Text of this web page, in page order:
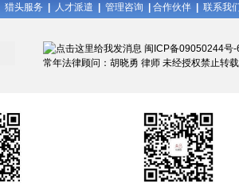
猎头服务| 人才派遣 管理咨询 合作伙伴| 联系我
闽ICP备09050244号-
常年法律顾问：胡晓勇 律师 未经授权禁止转